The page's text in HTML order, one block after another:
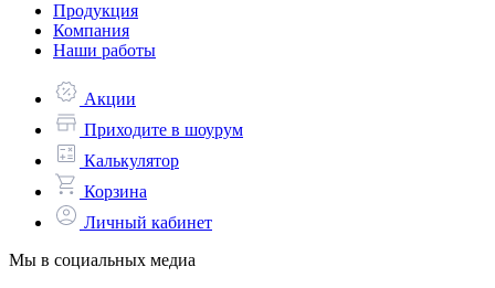
Продукция
Компания
Наши работы
Акции
Приходите в шоурум
Калькулятор
Корзина
Личный кабинет
Мы в социальных медиа